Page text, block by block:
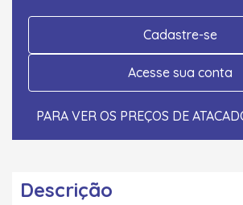
Cadastre-se
Acesse sua conta
PARA VER OS PREÇOS DE
Descrição